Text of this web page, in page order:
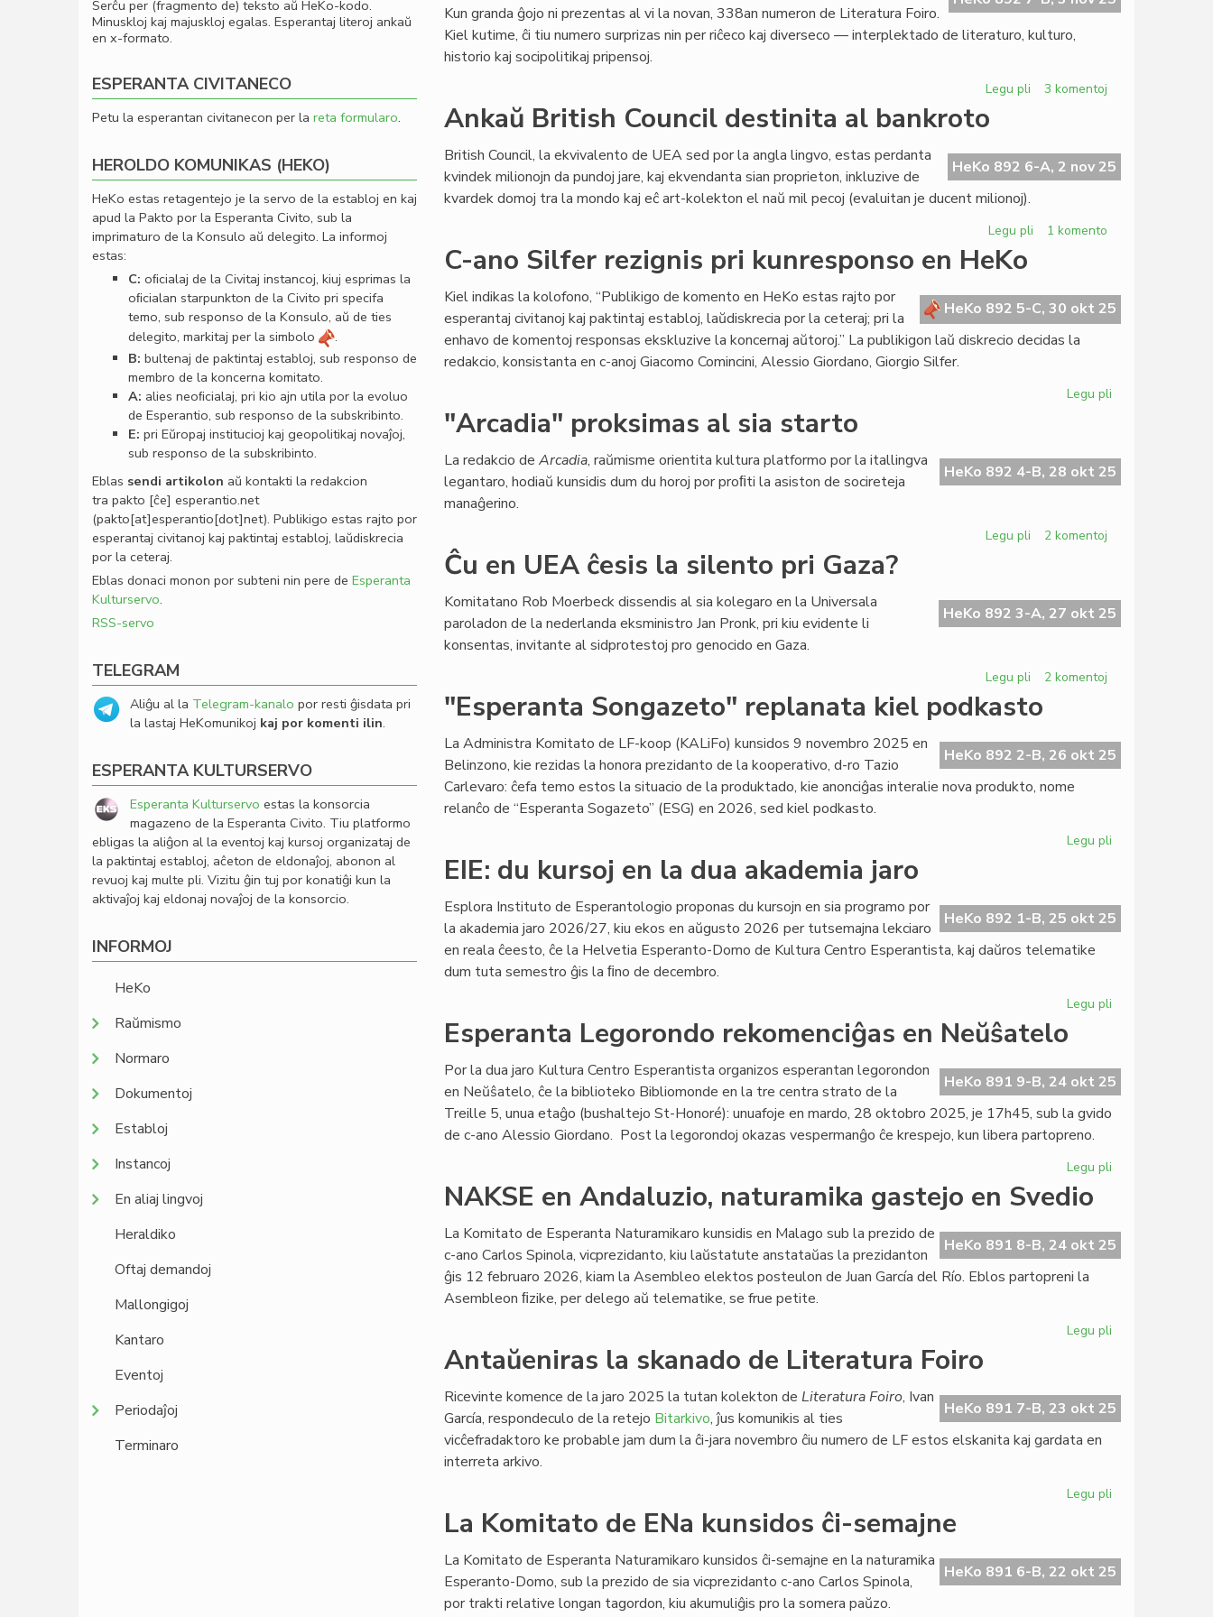
Kun granda ĝojo ni prezentas al vi la novan, 338an numeron de Literatura Foiro.
Kiel kutime, ĉi tiu numero surprizas nin per riĉeco kaj diverseco — interplektado de literaturo, kulturo,
historio kaj socipolitikaj pripensoj.
Legu pli pri
nun
presata
3 komentoj
Ankaŭ British Council destinita al bankroto
HeKo 892 6-A, 2 nov 25
British Council, la ekvivalento de UEA sed por la angla lingvo, estas perdanta
kvindek milionojn da pundoj jare, kaj ekvendanta sian proprieton, inkluzive de
kvardek domoj tra la mondo kaj eĉ art-kolekton el naŭ mil pecoj (evaluitan je ducent milionoj).
Legu pli
destinita
al
bankroto
1 komento
C-ano Silfer rezignis pri kunresponso en HeKo
HeKo 892 5-C, 30 okt 25
Kiel indikas la kolofono, “Publikigo de komento en HeKo estas rajto por
esperantaj civitanoj kaj paktintaj establoj, laŭdiskrecia por la ceteraj; pri la
enhavo de komentoj responsas ekskluzive la koncernaj aŭtoroj.” La publikigon laŭ diskrecio decidas la
redakcio, konsistanta en c-anoj Giacomo Comincini, Alessio Giordano, Giorgio Silfer.
Legu pli
rezignis
pri
"Arcadia" proksimas al sia starto
HeKo 892 4-B, 28 okt 25
La redakcio de Arcadia, raŭmisme orientita kultura platformo por la itallingva
legantaro, hodiaŭ kunsidis dum du horoj por proﬁti la asiston de socireteja
manaĝerino.
Legu pli
sia
starto
2 komentoj
Ĉu en UEA ĉesis la silento pri Gaza?
HeKo 892 3-A, 27 okt 25
Komitatano Rob Moerbeck dissendis al sia kolegaro en la Universala
paroladon de la nederlanda eksministro Jan Pronk, pri kiu evidente li
konsentas, invitante al sidprotestoj pro genocido en Gaza.
Legu pli
en
ĉesis
la
silento
2 komentoj
"Esperanta Songazeto" replanata kiel podkasto
HeKo 892 2-B, 26 okt 25
La Administra Komitato de LF-koop (KALiFo) kunsidos 9 novembro 2025 en
Belinzono, kie rezidas la honora prezidanto de la kooperativo, d-ro Tazio
Carlevaro: ĉefa temo estos la situacio de la produktado, kie anonciĝas interalie nova produkto, nome
relanĉo de “Esperanta Sogazeto” (ESG) en 2026, sed kiel podkasto.
Legu pli
kiel
podkasto
EIE: du kursoj en la dua akademia jaro
HeKo 892 1-B, 25 okt 25
Esplora Instituto de Esperantologio proponas du kursojn en sia programo por
la akademia jaro 2026/27, kiu ekos en aŭgusto 2026 per tutsemajna lekciaro
en reala ĉeesto, ĉe la Helvetia Esperanto-Domo de Kultura Centro Esperantista, kaj daŭros telematike
dum tuta semestro ĝis la ﬁno de decembro.
Legu pli
en
la
Esperanta Legorondo rekomenciĝas en Neŭŝatelo
HeKo 891 9-B, 24 okt 25
Por la dua jaro Kultura Centro Esperantista organizos esperantan legorondon
en Neŭŝatelo, ĉe la biblioteko Bibliomonde en la tre centra strato de la
Treille 5, unua etaĝo (bushaltejo St-Honoré): unuafoje en mardo, 28 oktobro 2025, je 17h45, sub la gvido
de c-ano Alessio Giordano. Post la legorondoj okazas vespermanĝo ĉe krespejo, kun libera partopreno.
Legu pli
en
Neŭŝatelo
NAKSE en Andaluzio, naturamika gastejo en Svedio
HeKo 891 8-B, 24 okt 25
La Komitato de Esperanta Naturamikaro kunsidis en Malago sub la prezido de
c-ano Carlos Spinola, vicprezidanto, kiu laŭstatute anstataŭas la prezidanton
ĝis 12 februaro 2026, kiam la Asembleo elektos posteulon de Juan García del Río. Eblos partopreni la
Asembleon ﬁzike, per delego aŭ telematike, se frue petite.
Legu pli
naturamika
gastejo
Antaŭeniras la skanado de Literatura Foiro
HeKo 891 7-B, 23 okt 25
Ricevinte komence de la jaro 2025 la tutan kolekton de Literatura Foiro, Ivan
García, respondeculo de la retejo Bitarkivo, ĵus komunikis al ties
vicĉefradaktoro ke probable jam dum la ĉi-jara novembro ĉiu numero de LF estos elskanita kaj gardata en
interreta arkivo.
Legu pli
de
Literatura
La Komitato de ENa kunsidos ĉi-semajne
HeKo 891 6-B, 22 okt 25
La Komitato de Esperanta Naturamikaro kunsidos ĉi-semajne en la naturamika
Esperanto-Domo, sub la prezido de sia vicprezidanto c-ano Carlos Spinola,
por trakti relative longan tagordon, kiu akumuliĝis pro la somera paŭzo.
Serĉu per (fragmento de) teksto aŭ HeKo-kodo.
Minuskloj kaj majuskloj egalas. Esperantaj literoj ankaŭ
en x-formato.
ESPERANTA CIVITANECO
Petu la esperantan civitanecon per la reta formularo.
HEROLDO KOMUNIKAS (HEKO)
HeKo estas retagentejo je la servo de la establoj en kaj
apud la Pakto por la Esperanta Civito, sub la
imprimaturo de la Konsulo aŭ delegito. La informoj
estas:
C: oﬁcialaj de la Civitaj instancoj, kiuj esprimas la
oﬁcialan starpunkton de la Civito pri specifa
temo, sub responso de la Konsulo, aŭ de ties
delegito, markitaj per la simbolo
.
B: bultenaj de paktintaj establoj, sub responso de
membro de la koncerna komitato.
A: alies neoﬁcialaj, pri kio ajn utila por la evoluo
de Esperantio, sub responso de la subskribinto.
E: pri Eŭropaj institucioj kaj geopolitikaj novaĵoj,
sub responso de la subskribinto.
Eblas sendi artikolon aŭ kontakti la redakcion
tra pakto [ĉe] esperantio.net
(pakto[at]esperantio[dot]net). Publikigo estas rajto por
esperantaj civitanoj kaj paktintaj establoj, laŭdiskrecia
por la ceteraj.
Eblas donaci monon por subteni nin pere de Esperanta
Kulturservo.
RSS-servo
TELEGRAM
Aliĝu al la Telegram-kanalo por resti ĝisdata pri
la lastaj HeKomunikoj kaj por komenti ilin.
ESPERANTA KULTURSERVO
Esperanta Kulturservo estas la konsorcia
magazeno de la Esperanta Civito. Tiu platformo
ebligas la aliĝon al la eventoj kaj kursoj organizataj de
la paktintaj establoj, aĉeton de eldonaĵoj, abonon al
revuoj kaj multe pli. Vizitu ĝin tuj por konatiĝi kun la
aktivaĵoj kaj eldonaj novaĵoj de la konsorcio.
INFORMOJ
HeKo
Raŭmismo
Normaro
Dokumentoj
Establoj
Instancoj
En aliaj lingvoj
Heraldiko
Oftaj demandoj
Mallongigoj
Kantaro
Eventoj
Periodaĵoj
Terminaro